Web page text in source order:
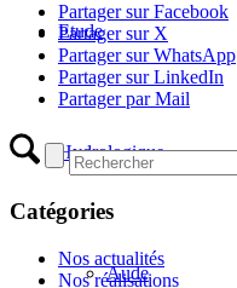
Etude
Hydrologique
Aude
Partager sur Facebook
Partager sur X
Partager sur WhatsApp
Partager sur LinkedIn
Partager par Mail
Catégories
Nos actualités
Nos réalisations